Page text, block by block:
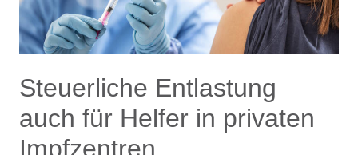
Steuerliche Entlastung
auch für Helfer in privaten
Impfzentren